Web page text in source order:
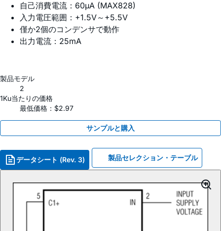
自己消費電流：60µA (MAX828)
入力電圧範囲：+1.5V～+5.5V
僅か2個のコンデンサで動作
出力電流：25mA
製品モデル
2
1Ku当たりの価格
最低価格：$2.97
サンプルと購入
データシート (Rev. 3) 製品セレクション・テーブル